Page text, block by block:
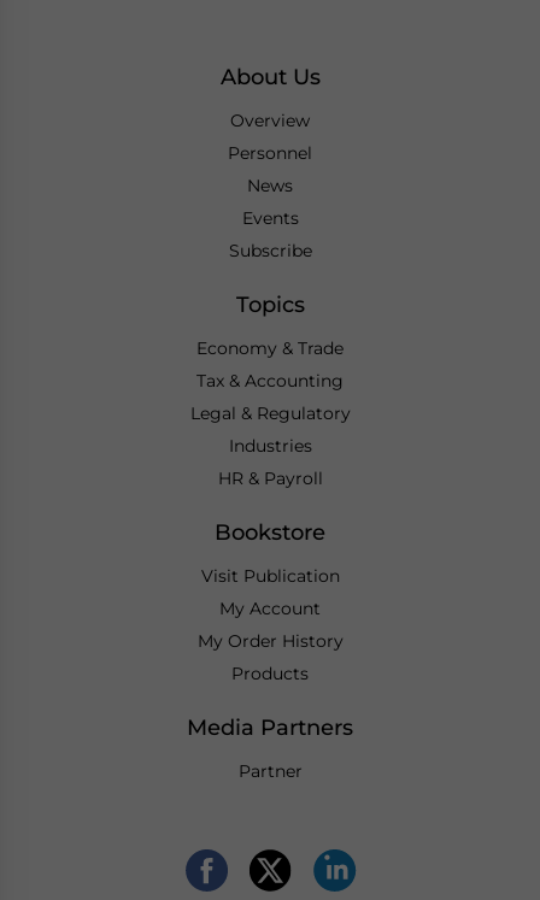
About Us
Overview
Personnel
News
Events
Subscribe
Topics
Economy & Trade
Tax & Accounting
Legal & Regulatory
Industries
HR & Payroll
Bookstore
Visit Publication
My Account
My Order History
Products
Media Partners
Partner